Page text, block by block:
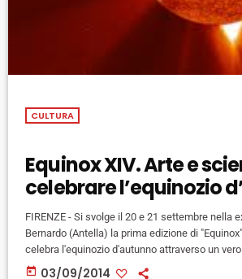
CULTURA
Equinox XIV. Arte e
celebrare l’equinozio
FIRENZE - Si svolge il 20 e 21 settembre nella
Bernardo (Antella) la prima edizione di
celebra l'equinozio d'autunno attraverso un
contemporaneo', tra istallazioni artistiche,
today 03/09/2014